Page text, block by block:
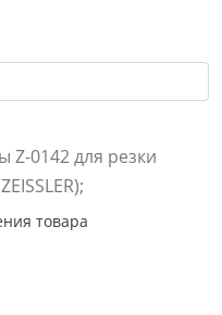
Z-0142 для резки